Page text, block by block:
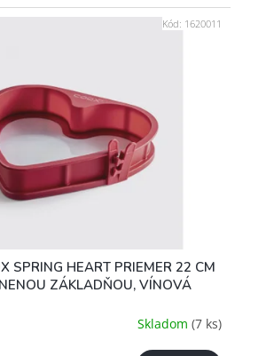
SPRING HEART PRIEMER 22 CM
ZÁKLADŇOU, VÍNOVÁ
Skladom (7 ks)
Kód: 1620011